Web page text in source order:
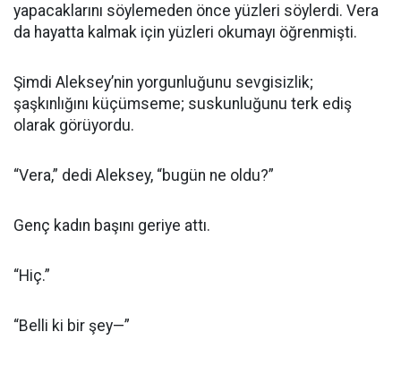
yapacaklarını söylemeden önce yüzleri söylerdi. Vera
da hayatta kalmak için yüzleri okumayı öğrenmişti.
Şimdi Aleksey’nin yorgunluğunu sevgisizlik;
şaşkınlığını küçümseme; suskunluğunu terk ediş
olarak görüyordu.
“Vera,” dedi Aleksey, “bugün ne oldu?”
Genç kadın başını geriye attı.
“Hiç.”
“Belli ki bir şey—”